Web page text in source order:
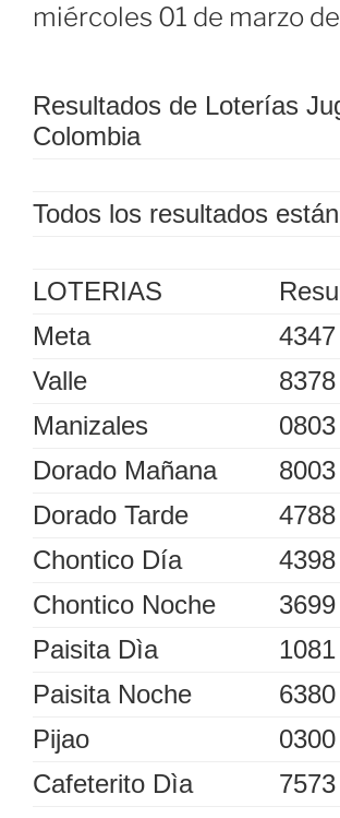
miércoles 01 de marzo
Resultados de Loterías
Colombia
Todos los resultados
LOTERIAS
Meta
4347
Valle
8378
Manizales
0803
Dorado Mañana
8003
Dorado Tarde
4788
Chontico Día
4398
Chontico Noche
3699
Paisita Dìa
1081
Paisita Noche
6380
Pijao
0300
Cafeterito Dìa
7573